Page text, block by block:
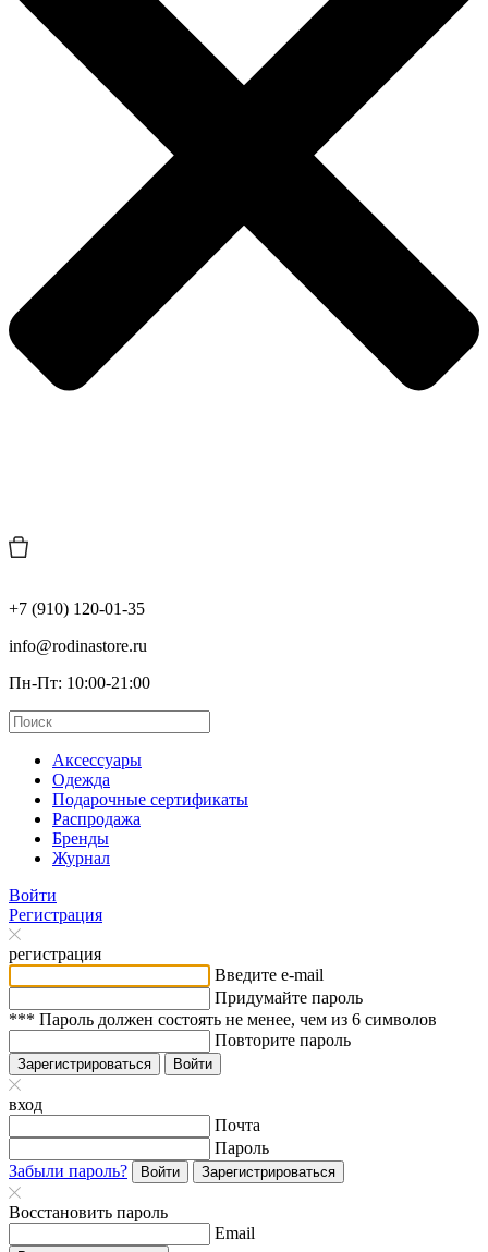
+7 (910) 120-01-35
info@rodinastore.ru
Пн-Пт: 10:00-21:00
Аксессуары
Одежда
Подарочные сертификаты
Распродажа
Бренды
Журнал
Войти
Регистрация
регистрация
Введите e-mail
Придумайте пароль
*** Пароль должен состоять не менее, чем из 6 символов
Повторите пароль
Зарегистрироваться Войти
вход
Почта
Пароль
Забыли пароль?
Войти Зарегистрироваться
Восстановить пароль
Email